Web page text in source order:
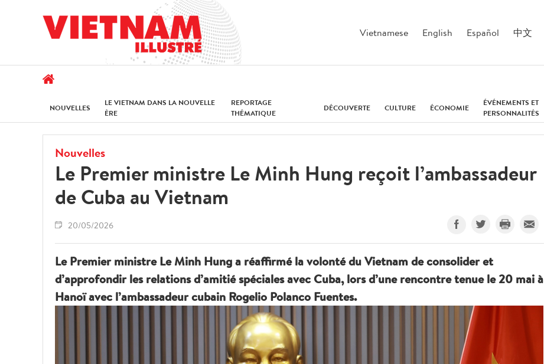
Vietnamese English Español 中文
NOUVELLES
LE VIETNAM DANS LA NOUVELLE
ÈRE
REPORTAGE
THÉMATIQUE
DÉCOUVERTE CULTURE ÉCONOMIE
ÉVÉNEMENTS ET
PERSONNALITÉS
Nouvelles
Le Premier ministre Le Minh Hung reçoit l’ambassadeur
de Cuba au Vietnam
20/05/2026
Le Premier ministre Le Minh Hung a réaffirmé la volonté du Vietnam de consolider et
d’approfondir les relations d’amitié spéciales avec Cuba, lors d’une rencontre tenue le 20 mai à
Hanoï avec l’ambassadeur cubain Rogelio Polanco Fuentes.